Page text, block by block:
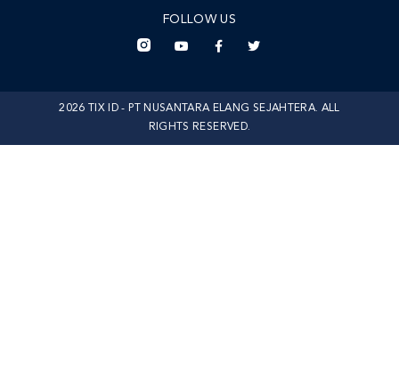
FOLLOW US
2026 TIX ID - PT NUSANTARA ELANG SEJAHTERA. ALL
RIGHTS RESERVED.